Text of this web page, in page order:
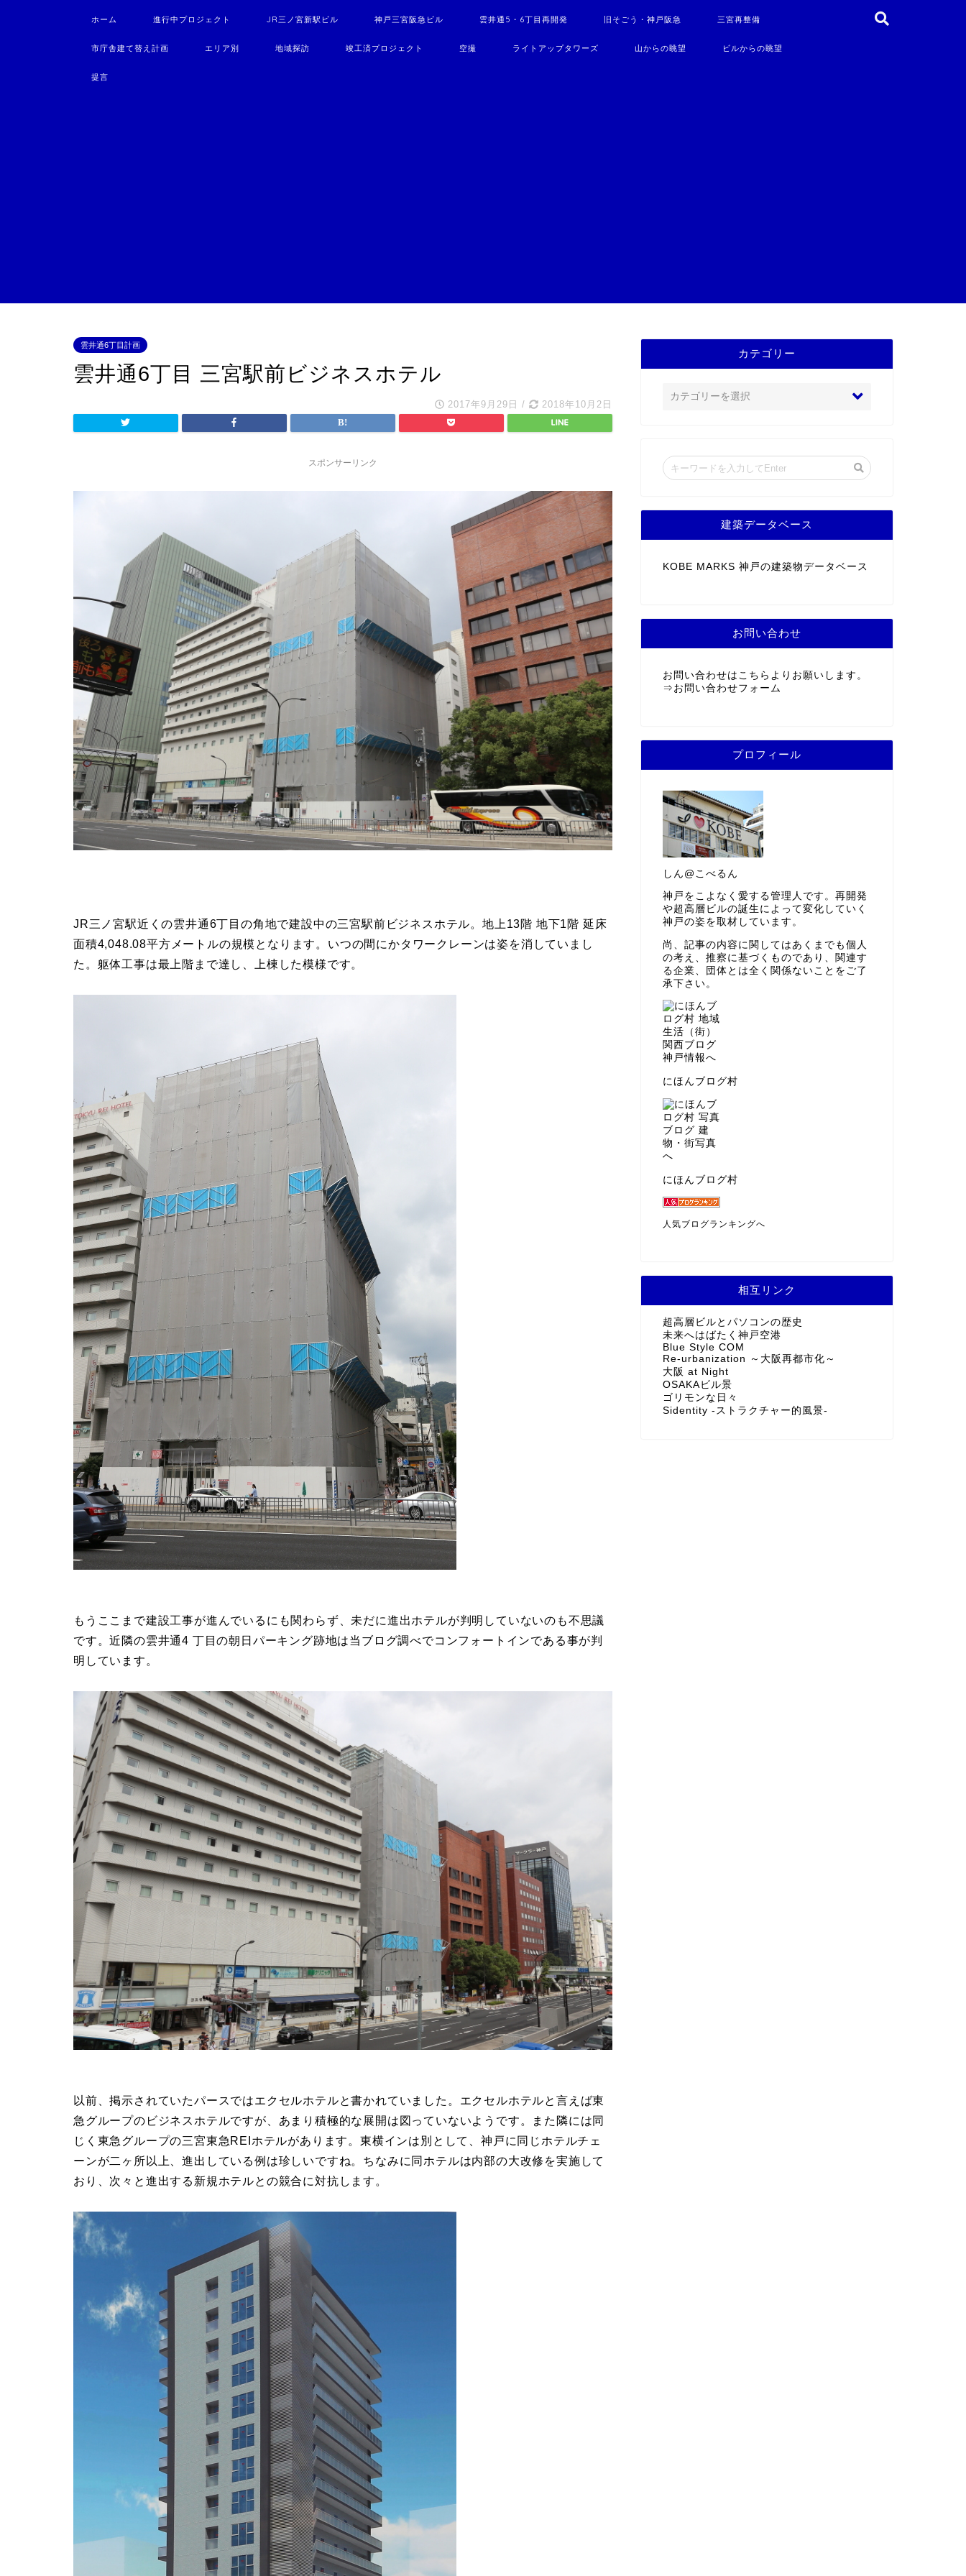
ホーム 進行中プロジェクト JR三ノ宮新駅ビル 神戸三宮阪急ビル 雲井通5・6丁目再開発 旧そごう・神戸阪急 三宮再整備
市庁舎建て替え計画 エリア別 地域探訪 竣工済プロジェクト 空撮 ライトアップタワーズ 山からの眺望 ビルからの眺望
提言
雲井通6丁目計画
雲井通6丁目 三宮駅前ビジネスホテル
2017年9月29日 / 2018年10月2日
スポンサーリンク
JR三ノ宮駅近くの雲井通6丁目の角地で建設中の三宮駅前ビジネスホテル。地上13階 地下1階 延床
面積4,048.08平方メートルの規模となります。いつの間にかタワークレーンは姿を消していまし
た。躯体工事は最上階まで達し、上棟した模様です。
もうここまで建設工事が進んでいるにも関わらず、未だに進出ホテルが判明していないのも不思議
です。近隣の雲井通4 丁目の朝日パーキング跡地は当ブログ調べでコンフォートインである事が判
明しています。
以前、掲示されていたパースではエクセルホテルと書かれていました。エクセルホテルと言えば東
急グループのビジネスホテルですが、あまり積極的な展開は図っていないようです。また隣には同
じく東急グループの三宮東急REIホテルがあります。東横インは別として、神戸に同じホテルチェ
ーンが二ヶ所以上、進出している例は珍しいですね。ちなみに同ホテルは内部の大改修を実施して
おり、次々と進出する新規ホテルとの競合に対抗します。
カテゴリー
建築データベース
KOBE MARKS 神戸の建築物データベース
お問い合わせ
お問い合わせはこちらよりお願いします。
⇒ お問い合わせフォーム
プロフィール
しん@こべるん
神戸をこよなく愛する管理人です。再開発
や超高層ビルの誕生によって変化していく
神戸の姿を取材しています。
尚、記事の内容に関してはあくまでも個人
の考え、推察に基づくものであり、関連す
る企業、団体とは全く関係ないことをご了
承下さい。
にほんブログ村
にほんブログ村
人気ブログランキングへ
相互リンク
超高層ビルとパソコンの歴史
未来へはばたく神戸空港
Blue Style COM
Re-urbanization ～大阪再都市化～
大阪 at Night
OSAKAビル景
ゴリモンな日々
Sidentity -ストラクチャー的風景-